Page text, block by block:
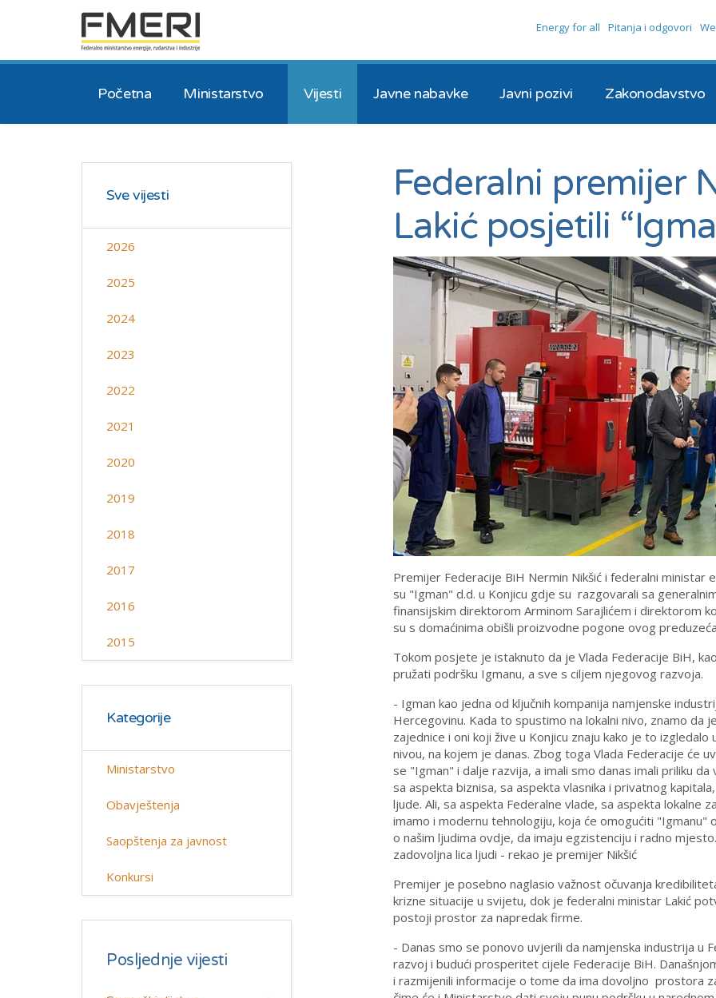
Početna Ministarstvo Vijesti Javne nabavke Javni pozivi Zakonodavstvo
Energy for all Pitanja i odgovori
Federalni premijer
Lakić posjetili
Premijer Federacije BiH Nermin Nikšić i federalni
su "Igman" d.d. u Konjicu gdje su razgovarali sa
finansijskim direktorom Arminom Sarajlićem i direktorom
su s domaćinima obišli proizvodne pogone ovog
Tokom posjete je istaknuto da je Vlada Federacije BiH,
pružati podršku Igmanu, a sve s ciljem njegovog razvoja.
- Igman kao jedna od ključnih kompanija namjenske
Hercegovinu. Kada to spustimo na lokalni nivo, znamo da
zajednice i oni koji žive u Konjicu znaju kako je to
nivou, na kojem je danas. Zbog toga Vlada Federacije će
se "Igman" i dalje razvija, a imali smo danas imali priliku
sa aspekta biznisa, sa aspekta vlasnika i privatnog
ljude. Ali, sa aspekta Federalne vlade, sa aspekta lokalne
imamo i modernu tehnologiju, koja će omogućiti "Igmanu"
o našim ljudima ovdje, da imaju egzistenciju i radno
zadovoljna lica ljudi - rekao je premijer Nikšić
Premijer je posebno naglasio važnost očuvanja
krizne situacije u svijetu, dok je federalni ministar Lakić
postoji prostor za napredak firme.
- Danas smo se ponovo uvjerili da namjenska industrija u
razvoj i budući prosperitet cijele Federacije BiH.
i razmijenili informacije o tome da ima dovoljno prostora
Sve vijesti
2026
2025
2024
2023
2022
2021
2020
2019
2018
2017
2016
2015
Kategorije
Ministarstvo
Obavještenja
Saopštenja za javnost
Konkursi
Posljednje vijesti